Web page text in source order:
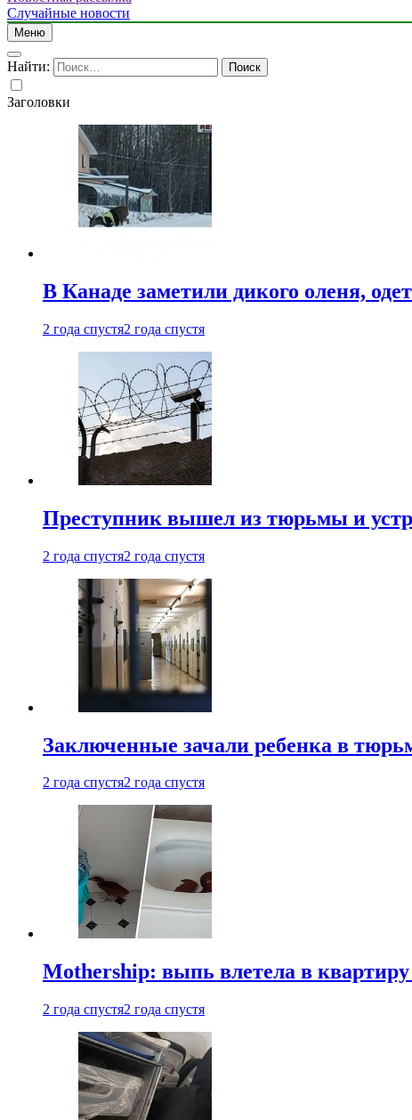
Случайные новости
Меню
Найти:
Заголовки
В Канаде заметили дикого оленя,
2 года спустя2 года спустя
Преступник вышел из тюрьмы и
2 года спустя2 года спустя
Заключенные зачали ребенка в
2 года спустя2 года спустя
Mothership: выпь влетела в
2 года спустя2 года спустя